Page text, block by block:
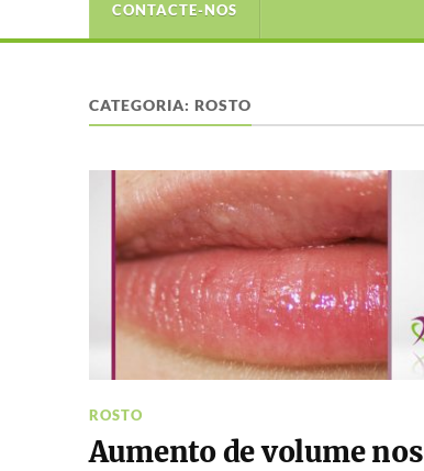
CONTACTE-NOS
CATEGORIA: ROSTO
ROSTO
Aumento de volume nos